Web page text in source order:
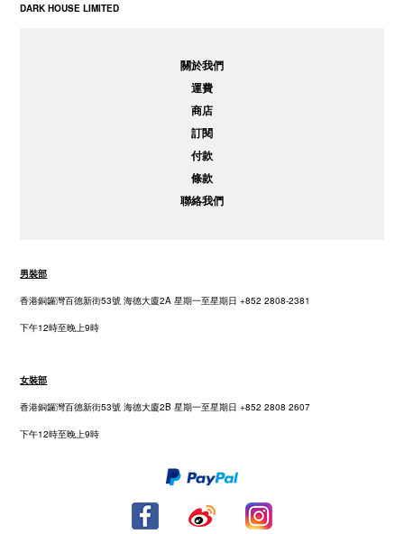
DARK HOUSE LIMITED
關於我們
運費
商店
訂閱
付款
條款
聯絡我們
男裝部
香港銅鑼灣百德新街53號 海德大廈2A 星期一至星期日 +852 2808-2381
下午12時至晚上9時
女裝部
香港銅鑼灣百德新街53號 海德大廈2B 星期一至星期日 +852 2808 2607
下午12時至晚上9時